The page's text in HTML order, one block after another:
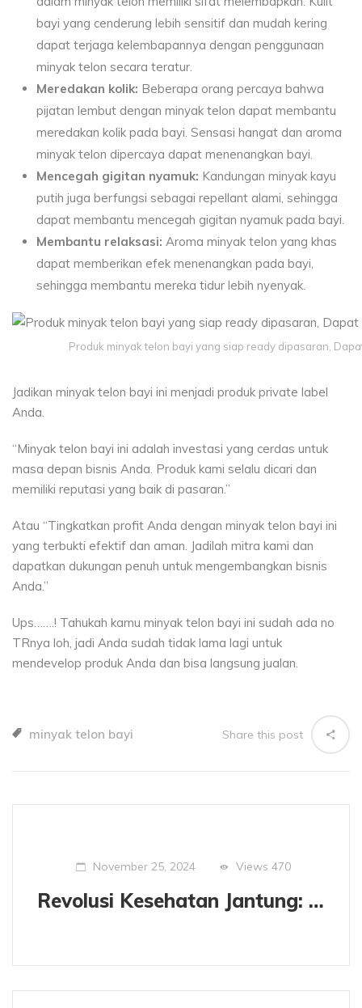
bayi yang cenderung lebih sensitif dan mudah kering
dapat terjaga kelembapannya dengan penggunaan
minyak telon secara teratur.
Meredakan kolik: Beberapa orang percaya bahwa
pijatan lembut dengan minyak telon dapat membantu
meredakan kolik pada bayi. Sensasi hangat dan aroma
minyak telon dipercaya dapat menenangkan bayi.
Mencegah gigitan nyamuk: Kandungan minyak kayu
putih juga berfungsi sebagai repellant alami, sehingga
dapat membantu mencegah gigitan nyamuk pada bayi.
Membantu relaksasi: Aroma minyak telon yang khas
dapat memberikan efek menenangkan pada bayi,
sehingga membantu mereka tidur lebih nyenyak.
Produk minyak telon bayi yang siap ready dipasaran,
Jadikan minyak telon bayi ini menjadi produk private label
Anda.
“Minyak telon bayi ini adalah investasi yang cerdas untuk
masa depan bisnis Anda. Produk kami selalu dicari dan
memiliki reputasi yang baik di pasaran.”
Atau “Tingkatkan profit Anda dengan minyak telon bayi ini
yang terbukti efektif dan aman. Jadilah mitra kami dan
dapatkan dukungan penuh untuk mengembangkan bisnis
Anda.”
Ups…….! Tahukah kamu minyak telon bayi ini sudah ada no
TRnya loh, jadi Anda sudah tidak lama lagi untuk
mendevelop produk Anda dan bisa langsung jualan.
minyak telon bayi Share this post
November 25, 2024 Views 470
Revolusi Kesehatan Jantung: Propolis Kontrol Kolesterol Alami